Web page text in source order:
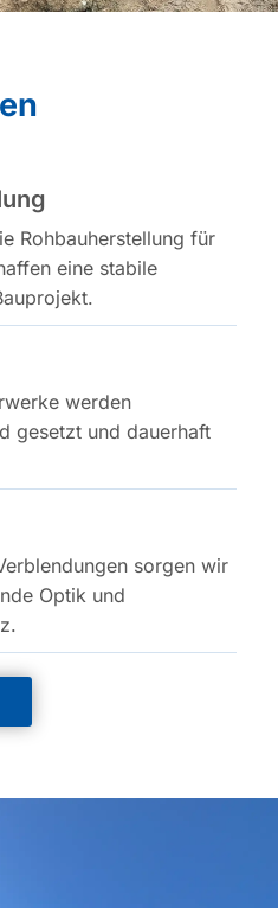
Rohbauherstellung für
eine stabile
werden
gesetzt und dauerhaft
sorgen wir
Optik und